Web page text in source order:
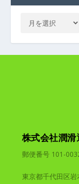
株式会社潤滑
郵便番号 101-
東京都千代田区岩